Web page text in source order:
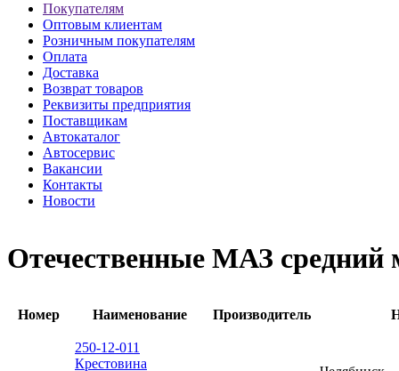
Покупателям
Оптовым клиентам
Розничным покупателям
Оплата
Доставка
Возврат товаров
Реквизиты предприятия
Поставщикам
Автокаталог
Автосервис
Вакансии
Контакты
Новости
Отечественные МАЗ средний
Номер Наименование Производитель
250-12-011
Крестовина